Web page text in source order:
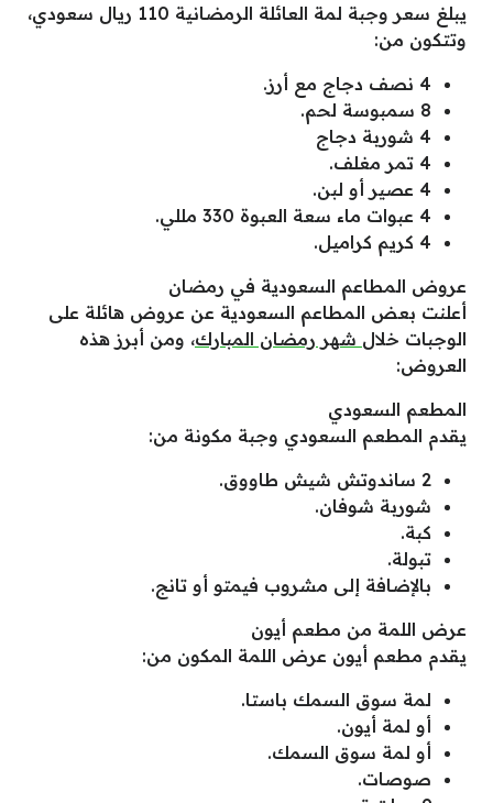
يبلغ سعر وجبة لمة العائلة الرمضانية 110 ريال سعودي،
وتتكون من:
4 نصف دجاج مع أرز.
8 سمبوسة لحم.
4 شوربة دجاج
4 تمر مغلف.
4 عصير أو لبن.
4 عبوات ماء سعة العبوة 330 مللي.
4 كريم كراميل.
عروض المطاعم السعودية في رمضان
أعلنت بعض المطاعم السعودية عن عروض هائلة على
الوجبات خلال شهر رمضان المبارك، ومن أبرز هذه
العروض:
المطعم السعودي
يقدم المطعم السعودي وجبة مكونة من:
2 ساندوتش شيش طاووق.
شوربة شوفان.
كبة.
تبولة.
بالإضافة إلى مشروب فيمتو أو تانج.
عرض اللمة من مطعم أيون
يقدم مطعم أيون عرض اللمة المكون من:
لمة سوق السمك باستا.
أو لمة أيون.
أو لمة سوق السمك.
صوصات.